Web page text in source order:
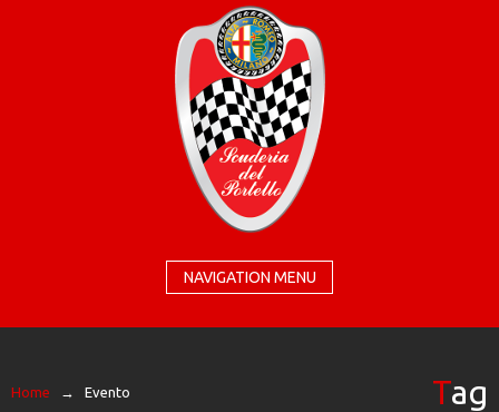
NAVIGATION MENU
Home → Evento Tag